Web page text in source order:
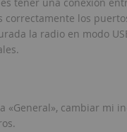
correctamente los
la radio en modo
«General», cambiar mi